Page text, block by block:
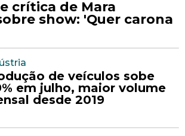
crítica de Mara
show: 'Quer carona
de veículos sobe
em julho, maior volume
desde 2019